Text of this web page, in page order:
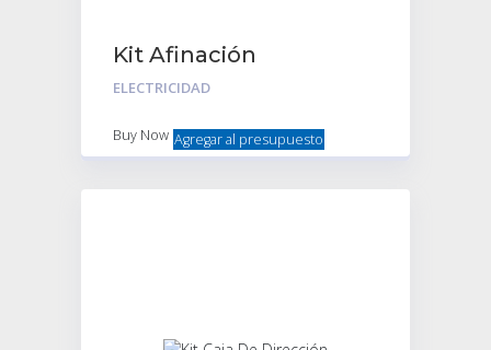
Kit Afinación
Encendido C/bujias
ELECTRICIDAD
Buy Now Agregar al presupuesto